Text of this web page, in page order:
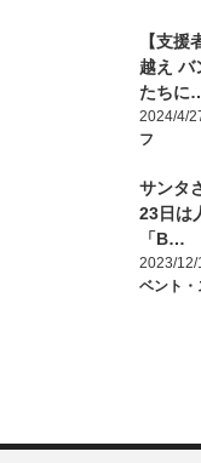
【支援
越え バ
たちに
2024/4/
フ
サンタ
23日は
「B…
2023/12/
ベント・